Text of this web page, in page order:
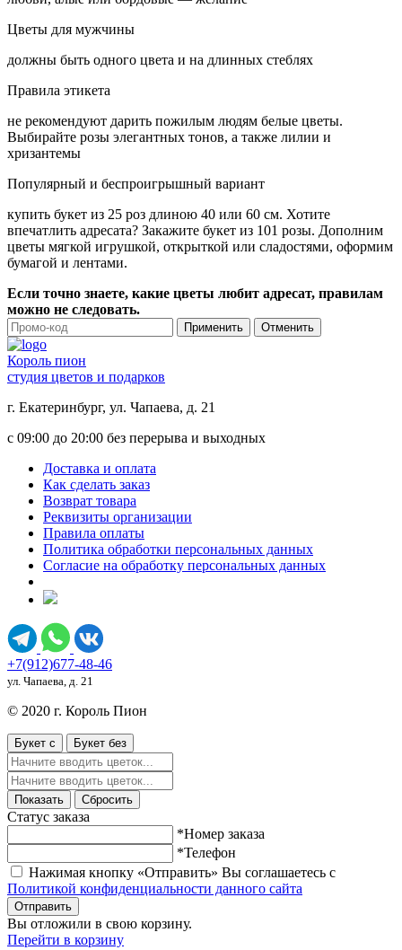
Цветы для мужчины
должны быть одного цвета и на длинных стеблях
Правила этикета
не рекомендуют дарить пожилым людям белые цветы.
Выбирайте розы элегантных тонов, а также лилии и
хризантемы
Популярный и беспроигрышный вариант
купить букет из 25 роз длиною 40 или 60 см. Хотите
впечатлить адресата? Закажите букет из 101 розы. Дополним
цветы мягкой игрушкой, открыткой или сладостями, оформим
бумагой и лентами.
Если точно знаете, какие цветы любит адресат, правилам
можно не следовать.
Применить Отменить
Король пион
студия цветов и подарков
г. Екатеринбург, ул. Чапаева, д. 21
с 09:00 до 20:00 без перерыва и выходных
Доставка и оплата
Как сделать заказ
Возврат товара
Реквизиты организации
Правила оплаты
Политика обработки персональных данных
Согласие на обработку персональных данных
+7(912)677-48-46
ул. Чапаева, д. 21
© 2020 г. Король Пион
Букет с Букет без
Показать Сбросить
Статус заказа
*Номер заказа
*Телефон
Нажимая кнопку «Отправить» Вы соглашаетесь с
Политикой конфиденциальности данного сайта
Отправить
Вы отложили в свою корзину.
Перейти в корзину